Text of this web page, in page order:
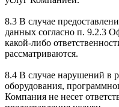
8.3 В случае
данных согласно п. 9.2.3
какой-либо
рассматриваются.
8.4 В случае нарушений в
оборудования,
Компания не несет